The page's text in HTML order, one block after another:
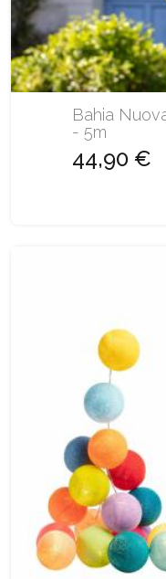
Bahia
- 5m
44,90 €